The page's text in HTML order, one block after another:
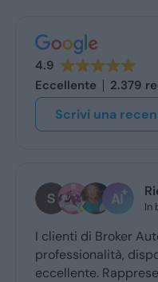
4.9
Eccellente
2.379
Scrivi una
clienti